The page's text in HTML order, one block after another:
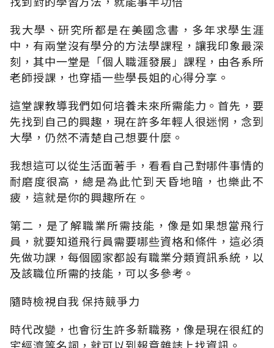
我大學、研究所都是在美國念書，多年求學生涯
中，有兩堂沒有學分的方法學課程，讓我印象最深
刻，其中一堂是「個人職涯發展」課程，由各系所
老師授課，也穿插一些學長姐的心得分享。
這堂課教導我們如何培養未來所需能力。首先，要
先找到自己的興趣，現在許多年輕人很迷惘，念到
大學，仍然不清楚自己想要什麼。
我想這可以從生活面著手，看看自己對哪件事情的
耐磨度很高，總是為此忙到天昏地暗，也樂此不
疲，這就是你的興趣所在。
第二，是了解職業所需技能，像是如果想當飛行
員，就要知道飛行員需要哪些資格和條件，這必須
先做功課，每個國家都設有職業分類資訊系統，以
及該職位所需的技能，可以多參考。
隨時檢視自我 保持競爭力
時代改變，也會衍生許多新職務，像是現在很紅的
宅經濟等名詞，就可以到報章雜誌上找資訊。